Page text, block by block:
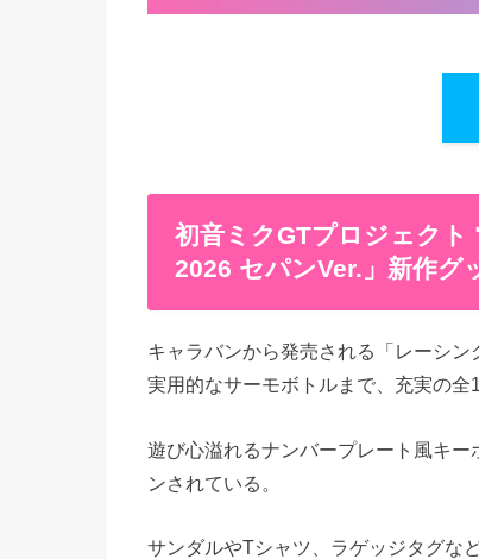
初音ミクGTプロジェク
2026 セパンVer.」新作グ
キャラバンから発売される「レーシ
実用的なサーモボトルまで、充実の全
遊び心溢れるナンバープレート風キ
ンされている。
サンダルやTシャツ、ラゲッジタグな